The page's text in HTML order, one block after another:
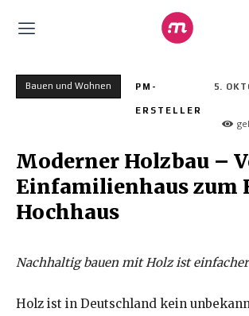
Bauen und Wohnen PM-
ERSTELLER
5.
Moderner Holzbau –
Einfamilienhaus zum
Hochhaus
Nachhaltig bauen mit Holz ist einfacher
Holz ist in Deutschland kein